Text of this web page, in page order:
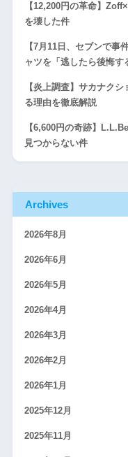
【12,200円の革命】
を壊した件
【7月11日、セブンで事
ャツを「逃したら後悔す
【炎上調査】サカナク
る理由を徹底解説
【6,600円の奇跡】
見つからない件
Archives
2026年8月
2026年6月
2026年5月
2026年4月
2026年3月
2026年2月
2026年1月
2025年12月
2025年11月